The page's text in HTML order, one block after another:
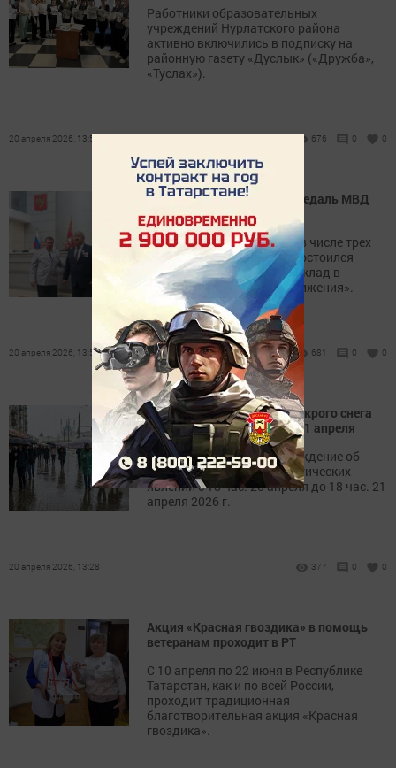
Работники образовательных
учреждений Нурлатского района
активно включились в подписку на
районную газету «Дуслык» («Дружба»,
«Туслах»).
20 апреля 2026, 13:56 676 0 0
Идрис Каримов получил медаль МВД
России
Нурлатец Идрис Каримов в числе трех
ветеранов МВД России удостоился
медали «За поддержку и вклад в
развитие ветеранского движения».
20 апреля 2026, 13:54 681 0 0
Осадки в виде дождя и мокрого снега
ожидаются в Татарстане 21 апреля
Консультация – предупреждение об
интенсивности метеорологических
явлений с 18 час. 20 апреля до 18 час. 21
апреля 2026 г.
20 апреля 2026, 13:28 377 0 0
Акция «Красная гвоздика» в помощь
ветеранам проходит в РТ
С 10 апреля по 22 июня в Республике
Татарстан, как и по всей России,
проходит традиционная
благотворительная акция «Красная
гвоздика».